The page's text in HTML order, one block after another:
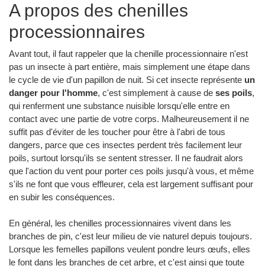
A propos des chenilles
processionnaires
Avant tout, il faut rappeler que la chenille processionnaire n'est
pas un insecte à part entière, mais simplement une étape dans
le cycle de vie d'un papillon de nuit. Si cet insecte représente un
danger pour l'homme, c'est simplement à cause de ses poils,
qui renferment une substance nuisible lorsqu'elle entre en
contact avec une partie de votre corps. Malheureusement il ne
suffit pas d'éviter de les toucher pour être à l'abri de tous
dangers, parce que ces insectes perdent très facilement leur
poils, surtout lorsqu'ils se sentent stresser. Il ne faudrait alors
que l'action du vent pour porter ces poils jusqu'à vous, et même
s'ils ne font que vous effleurer, cela est largement suffisant pour
en subir les conséquences.
En général, les chenilles processionnaires vivent dans les
branches de pin, c'est leur milieu de vie naturel depuis toujours.
Lorsque les femelles papillons veulent pondre leurs œufs, elles
le font dans les branches de cet arbre, et c'est ainsi que toute